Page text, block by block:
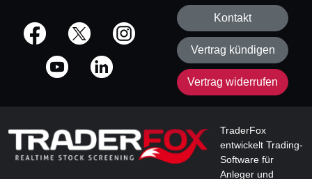
offizielle Social Media-Accounts
Kontakt
Vertrag kündigen
Vertrag widerrufen
TraderFox
entwickelt Trading-
Software für
Anleger und